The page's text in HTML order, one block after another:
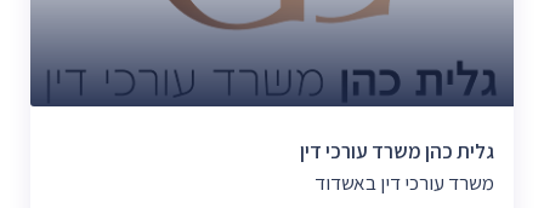
גלית כהן משרד עורכי דין
משרד עורכי דין באשדוד